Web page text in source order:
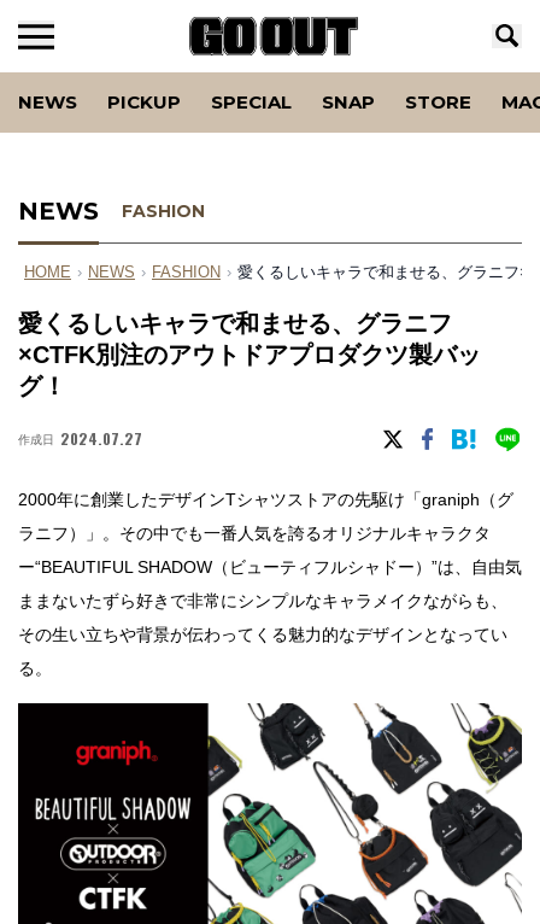
NEWS PICKUP SPECIAL SNAP STORE
NEWS FASHION
HOME › NEWS › FASHION › 愛くるしいキャラで和ませる、グラニフ
愛くるしいキャラで和ませる、グラニフ
×CTFK別注のアウトドアプロダクツ製バッ
グ！
作成日 2024.07.27
2000年に創業したデザインTシャツストアの先駆け「graniph（グ
ラニフ）」。その中でも一番人気を誇るオリジナルキャラクタ
ー“BEAUTIFUL SHADOW（ビューティフルシャドー）”は、自由気
ままないたずら好きで非常にシンプルなキャラメイクながらも、
その生い立ちや背景が伝わってくる魅力的なデザインとなってい
る。